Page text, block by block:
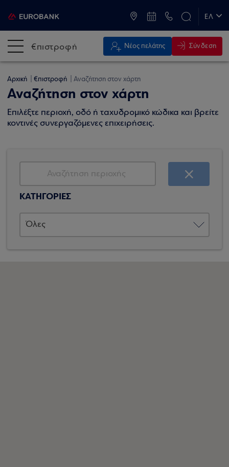
ΕΛ
€πιστροφή Νέος πελάτης Σύνδεση
Αρχική €πιστροφή Αναζήτηση στον χάρτη
Αναζήτηση στον χάρτη
Επιλέξτε περιοχή, οδό ή ταχυδρομικό κώδικα και βρείτε
κοντινές συνεργαζόμενες επιχειρήσεις.
ΚΑΤΗΓΟΡΙΕΣ